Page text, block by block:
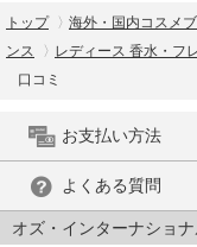
トップ 海外・国内コスメ
ンス
レディース 香水・フ
口コミ
お支払い方法
よくある質問
オズ・インターナショ